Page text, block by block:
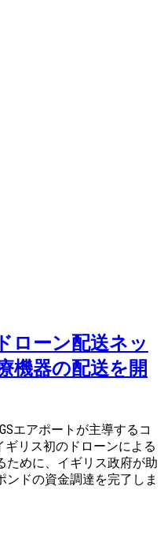
ローン配送ネッ
機器の配送を開
エアポートが主導するコ
ギリス初のドローンによる
ために、イギリス政府が助
ンドの資金調達を完了しま